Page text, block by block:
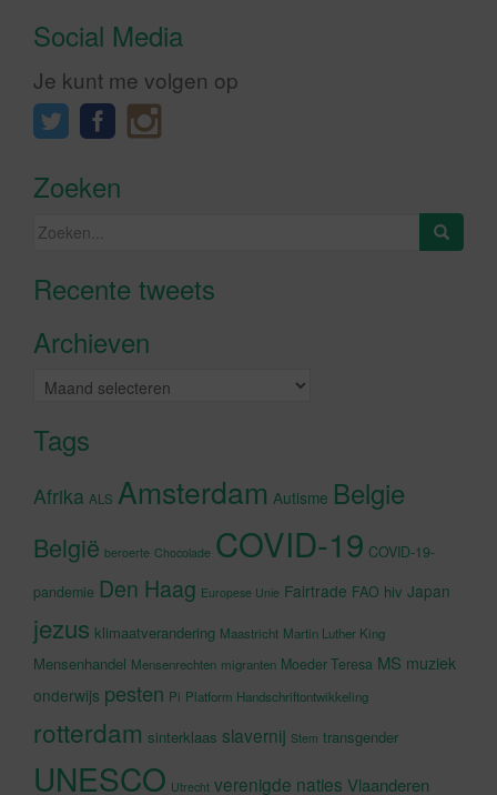
Social Media
Je kunt me volgen op
Zoeken
Zoeken
Recente tweetsKlik om marketing cookies te
Archieven
Archieven
Tags
Afrika ALS Amsterdam Autisme Belgie
België beroerte Chocolade COVID-19 COVID-19-
pandemie Den Haag Europese Unie Fairtrade FAO hiv Japan
jezus klimaatverandering Maastricht Martin Luther King
Mensenhandel Mensenrechten migranten Moeder Teresa MS muziek
onderwijs pesten Pi Platform Handschriftontwikkeling
rotterdam sinterklaas slavernij Stem transgender
UNESCO Utrecht verenigde naties Vlaanderen